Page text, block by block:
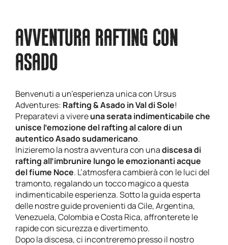
AVVENTURA RAFTING CON
ASADO
Benvenuti a un’esperienza unica con Ursus
Adventures: Rafting & Asado in Val di Sole!
Preparatevi a vivereunaserata indimenticabile che
unisce l’emozione del rafting al calore di un
autentico Asado sudamericano.
Inizieremo la nostra avventura con unadiscesa di
rafting all’imbrunire lungo le emozionanti acque
del fiume Noce. L’atmosfera cambierà con le luci del
tramonto, regalando un tocco magico a questa
indimenticabile esperienza. Sotto la guida esperta
delle nostre guide provenienti da Cile, Argentina,
Venezuela, Colombia e Costa Rica, affronterete le
rapide con sicurezza e divertimento.
Dopo la discesa, ci incontreremo presso il nostro